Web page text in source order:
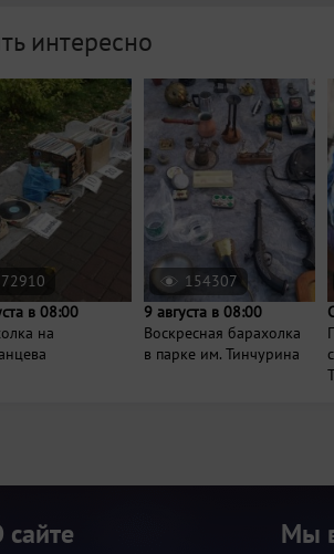
интересно
72910
в 08:00
на
154307
9 августа в 08:00
Воскресная барахолка
в парке им. Тинчурина
сайте Мы